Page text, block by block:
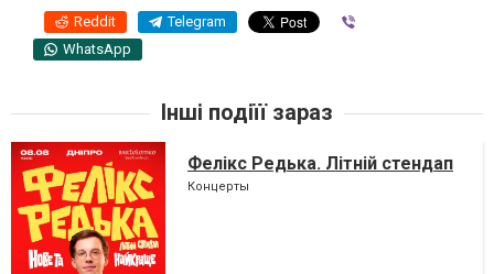
Reddit Telegram
WhatsApp
Інші подіїї зараз
Фелікс Редька. Літній стендап
Концерты